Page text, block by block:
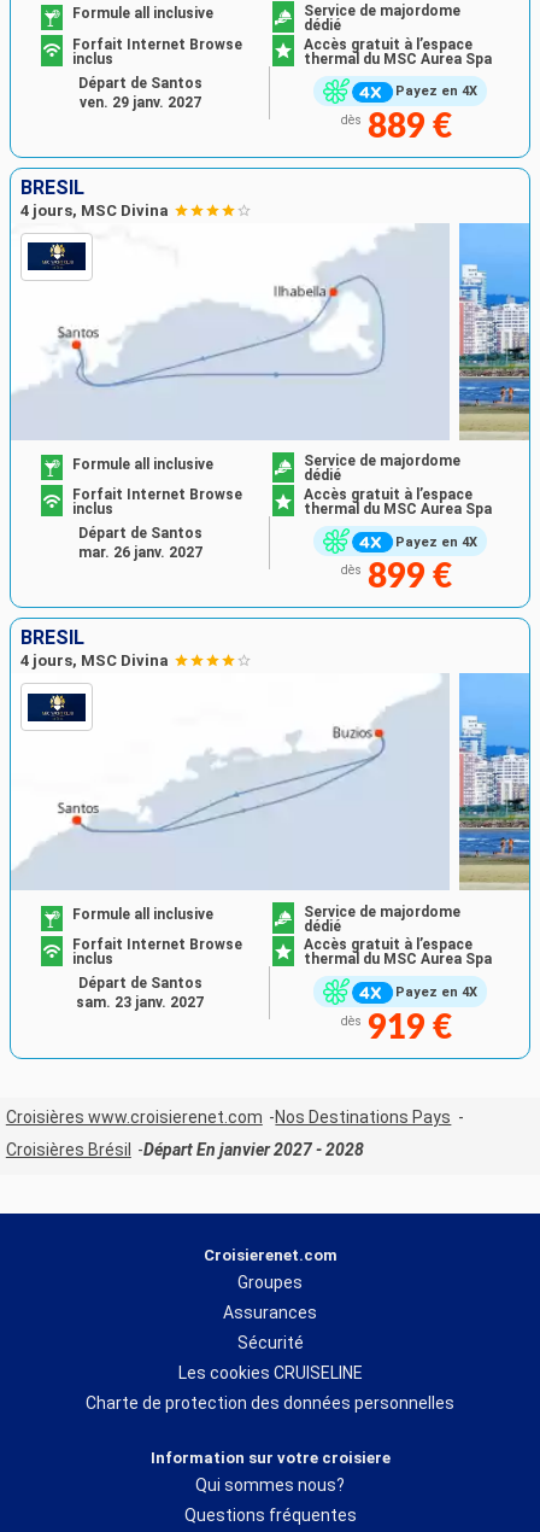
Payez en 4X
Formule all inclusive
Service de majordome
dédié
Forfait Internet Browse
inclus
Accès gratuit à l’espace
thermal du MSC Aurea Spa
dès 889 €
Départ de Santos
ven. 29 janv. 2027
BRÉSIL
4 jours, MSC Divina
Payez en 4X
Formule all inclusive
Service de majordome
dédié
Forfait Internet Browse
inclus
Accès gratuit à l’espace
thermal du MSC Aurea Spa
dès 899 €
Départ de Santos
mar. 26 janv. 2027
BRÉSIL
4 jours, MSC Divina
Payez en 4X
Formule all inclusive
Service de majordome
dédié
Forfait Internet Browse
inclus
Accès gratuit à l’espace
thermal du MSC Aurea Spa
dès 919 €
Départ de Santos
sam. 23 janv. 2027
Croisières www.croisierenet.com
Nos Destinations Pays
Croisières Brésil
Départ En janvier 2027 - 2028
Croisierenet.com
Groupes
Assurances
Sécurité
Les cookies CRUISELINE
Charte de protection des données personnelles
Information sur votre croisiere
Qui sommes nous?
Questions fréquentes